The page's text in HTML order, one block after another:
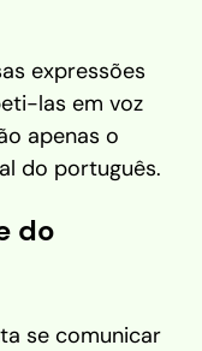
expressões
las em voz
apenas o
do português.
do
se comunicar